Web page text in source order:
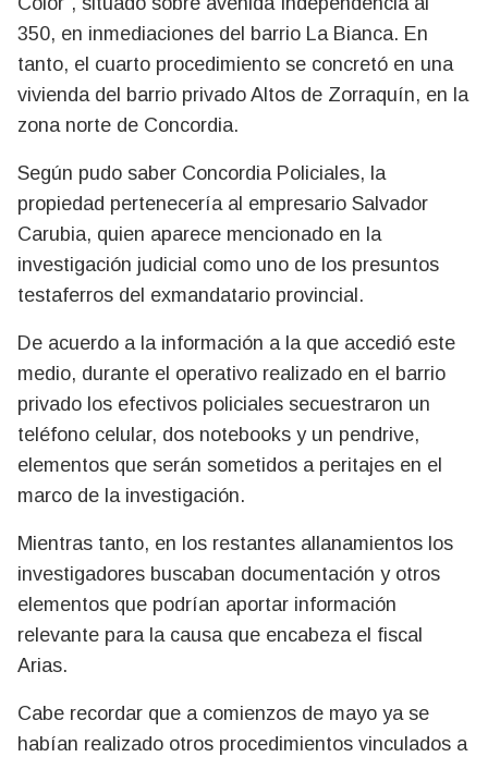
350, en inmediaciones del barrio La Bianca. En
tanto, el cuarto procedimiento se concretó en una
vivienda del barrio privado Altos de Zorraquín, en la
zona norte de Concordia.
Según pudo saber Concordia Policiales, la
propiedad pertenecería al empresario Salvador
Carubia, quien aparece mencionado en la
investigación judicial como uno de los presuntos
testaferros del exmandatario provincial.
De acuerdo a la información a la que accedió este
medio, durante el operativo realizado en el barrio
privado los efectivos policiales secuestraron un
teléfono celular, dos notebooks y un pendrive,
elementos que serán sometidos a peritajes en el
marco de la investigación.
Mientras tanto, en los restantes allanamientos los
investigadores buscaban documentación y otros
elementos que podrían aportar información
relevante para la causa que encabeza el fiscal
Arias.
Cabe recordar que a comienzos de mayo ya se
habían realizado otros procedimientos vinculados a